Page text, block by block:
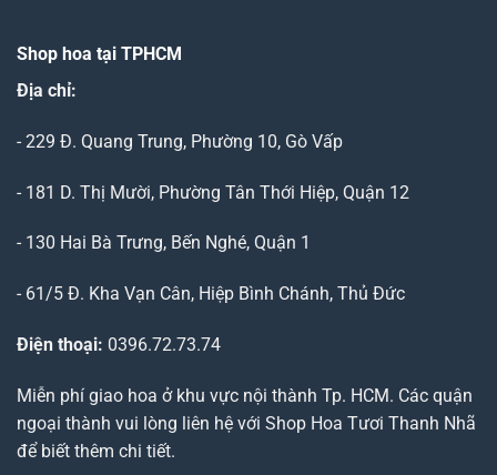
Shop hoa tại TPHCM
Địa chỉ:
- 229 Đ. Quang Trung, Phường 10, Gò Vấp
- 181 D. Thị Mười, Phường Tân Thới Hiệp, Quận 12
- 130 Hai Bà Trưng, Bến Nghé, Quận 1
- 61/5 Đ. Kha Vạn Cân, Hiệp Bình Chánh, Thủ Đức
Điện thoại: 0396.72.73.74
Miễn phí giao hoa ở khu vực nội thành Tp. HCM. Các quận
ngoại thành vui lòng liên hệ với Shop Hoa Tươi Thanh Nhã
để biết thêm chi tiết.